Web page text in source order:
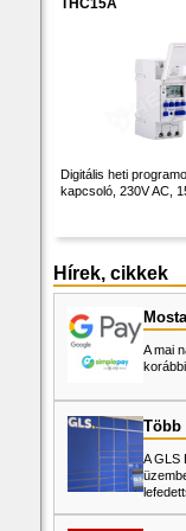
THC15A
Digitális heti
kapcsoló, 230V AC,
Hírek, cikkek
A mai
Több
A GLS